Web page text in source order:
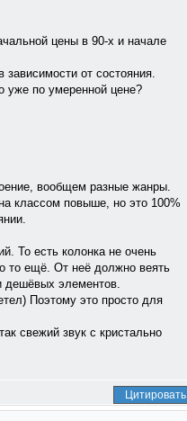
цены в 90-х и начале
зависимости от состояния.
уже по умеренной цене?
вообщем разные жанры.
классом повыше, но это 100%
То есть колонка не очень
то ещё. От неё должно веять
дешёвых элементов.
Поэтому это просто для
свежий звук с кристально
Цитировать